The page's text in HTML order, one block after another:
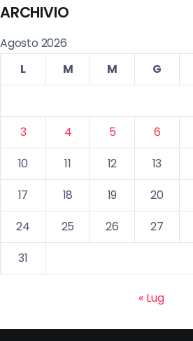
ARCHIVIO
Agosto 2026
L
M M G
3
4 5 6
10
11 12 13
17
18 19 20
24
25 26 27
31
« Lug